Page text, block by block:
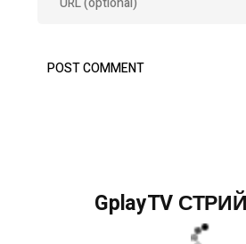
GplayTV